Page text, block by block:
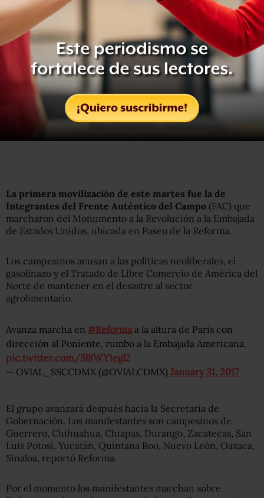
Mina a Balderas. Tome previsiones
— Metrobús CDMX (@MetrobusCDMX)31 de enero de
2017
L1 continúan con circuitos: I. Verdes-Reforma y Glorieta
Insurgentes-El Caminero por paso de manifestantes en
Reforma. Tome previsiones
— Metrobús CDMX (@MetrobusCDMX)31 de enero de
La primera movilización de este martes fue la de
Integrantes del Frente Auténtico del Campo (FAC) que
marcharon del Monumento a la Revolución a la Embajada
de Estados Unidos, ubicada en Paseo de la Reforma.
Los campesinos acusan a las políticas neoliberales, el
gasolinazo y el Tratado de Libre Comercio de América del
Norte de mantener en el desastre al sector
agrolimentario.
Avanza marcha en #Reforma a la altura de París con
dirección al Poniente, rumbo a la Embajada Americana.
pic.twitter.com/Sl8WY1egl2
— OVIAL_SSCCDMX (@OVIALCDMX) January 31, 2017
El grupo avanzará después hacia la Secretaría de
Gobernación. Los manifestantes son campesinos de
Guerrero, Chihuahua, Chiapas, Durango, Zacatecas, San
Luis Potosí, Yucatán, Quintana Roo, Nuevo León, Oaxaca,
Sinaloa, reportó Reforma.
Por el momento los manifestantes marchan sobre